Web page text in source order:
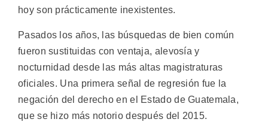
hoy son prácticamente inexistentes.
Pasados los años, las búsquedas de bien común
fueron sustituidas con ventaja, alevosía y
nocturnidad desde las más altas magistraturas
oficiales. Una primera señal de regresión fue la
negación del derecho en el Estado de Guatemala,
que se hizo más notorio después del 2015.